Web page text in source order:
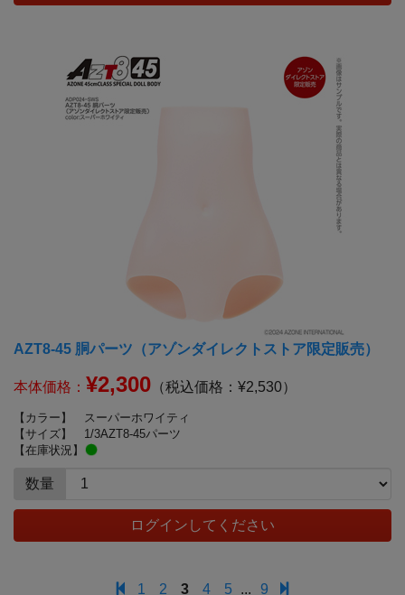
AZT8-45 胴パーツ（アゾンダイレクトストア限定販売）
本体価格： ¥2,300 （税込価格：¥2,530）
【カラー】
スーパーホワイティ
【サイズ】
1/3AZT8-45パーツ
【在庫状況】
数量
ログインしてください
1 2 3 4 5 ... 9